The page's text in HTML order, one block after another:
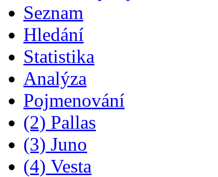
Seznam
Hledání
Statistika
Analýza
Pojmenování
(2) Pallas
(3) Juno
(4) Vesta